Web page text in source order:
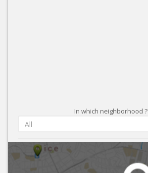
In which neighborhood ?
All